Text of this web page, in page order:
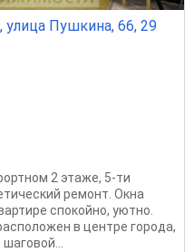
улица Пушкина, 66, 29
2 этаже, 5-ти
ремонт. Окна
спокойно, уютно.
в центре города,